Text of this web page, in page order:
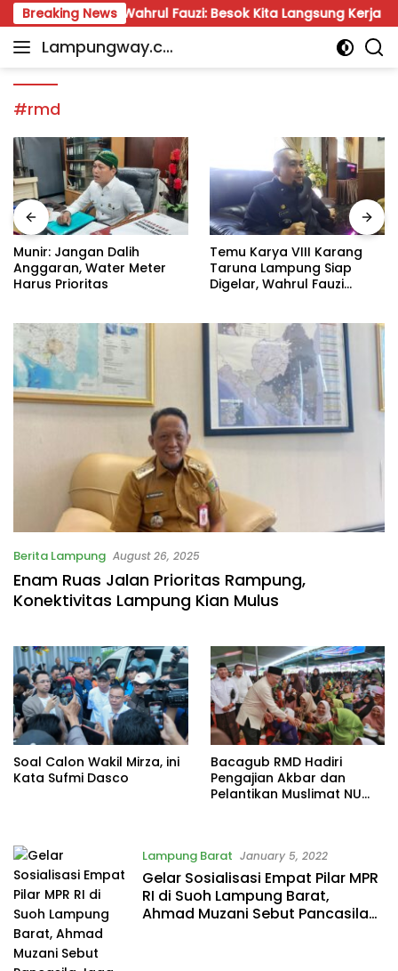
Skip
to
content
Breaking NewsWahrul Fauzi: Besok Kita Langsung Kerja
Lampungway.co
Portal
Lampung
Terpercaya
dan
Terupdate
#rmd
Munir: Jangan Dalih
Anggaran, Water Meter
Harus Prioritas
Temu Karya VIII Karang
Taruna Lampung Siap
Digelar, Wahrul Fauzi
Berita Lampung August 26, 2025
Enam Ruas Jalan Prioritas Rampung,
Konektivitas Lampung Kian Mulus
Soal Calon Wakil Mirza, ini
Kata Sufmi Dasco
Bacagub RMD Hadiri
Pengajian Akbar dan
Pelantikan Muslimat NU
Lampung Barat January 5, 2022
Gelar Sosialisasi Empat Pilar MPR
RI di Suoh Lampung Barat,
Ahmad Muzani Sebut Pancasila